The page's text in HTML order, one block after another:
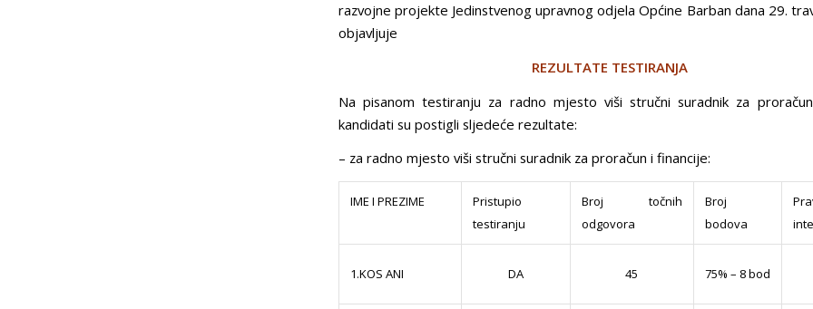
razvojne projekte Jedinstvenog upravnog odjela Općine Barban dana 29.
objavljuje
REZULTATE TESTIRANJA
Na pisanom testiranju za radno mjesto viši stručni suradnik za
kandidati su postigli sljedeće rezultate:
– za radno mjesto viši stručni suradnik za proračun i financije:
IME I PREZIME
Pristupio
testiranju
Broj točnih
odgovora
Broj
bodova
1.KOS ANI DA 45 75% – 8 bod